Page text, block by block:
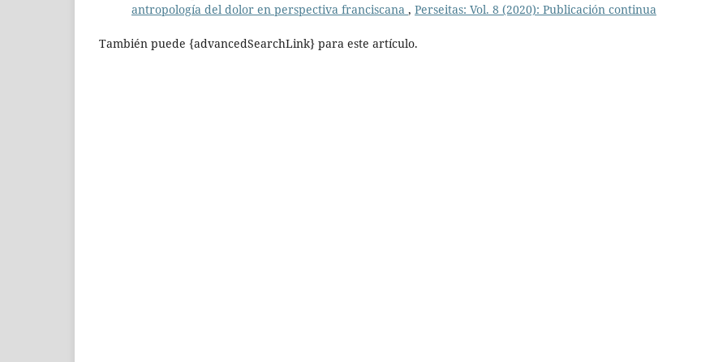
antropología del dolor en perspectiva franciscana , Perseitas: Vol. 8 (2020): Publicación continua
También puede {advancedSearchLink} para este artículo.